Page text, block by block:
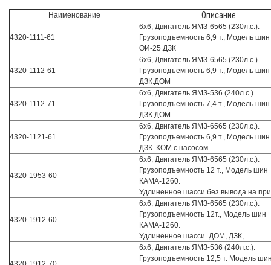
Наименование Описание
4320-1111-61
6х6, Двигатель ЯМЗ-6565 (230л.с.).
Грузоподъемность 6,9 т., Модель шин
ОИ-25.ДЗК
4320-1112-61
6х6, Двигатель ЯМЗ-6565 (230л.с.).
Грузоподъемность 6,9 т., Модель
ДЗК.ДОМ
4320-1112-71
6х6, Двигатель ЯМЗ-536 (240л.с.).
Грузоподъемность 7,4 т., Модель
ДЗК.ДОМ
4320-1121-61
6х6, Двигатель ЯМЗ-6565 (230л.с.).
Грузоподъемность 6,9 т., Модель
ДЗК. КОМ с насосом
4320-1953-60
6х6, Двигатель ЯМЗ-6565 (230л.с.).
Грузоподъемность 12 т., Модель шин
КАМА-1260.
Удлиненное шасси без вывода на
4320-1912-60
6х6, Двигатель ЯМЗ-6565 (230л.с.).
Грузоподъемность 12т., Модель шин
КАМА-1260.
Удлиненное шасси. ДОМ, ДЗК,
6х6, Двигатель ЯМЗ-536 (240л.с.).
Грузоподъемность 12,5 т. Модель